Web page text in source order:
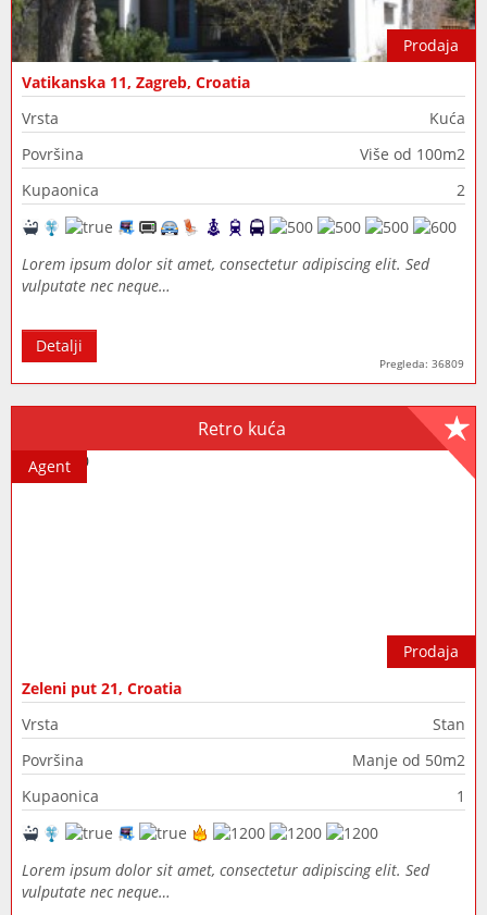
Prodaja
Vatikanska 11, Zagreb, Croatia
Vrsta
Kuća
Površina
Više od 100m2
Kupaonica
2
Lorem ipsum dolor sit amet, consectetur adipiscing elit. Sed
vulputate nec neque…
Pregleda: 36809
Detalji
Retro kuća
Prodaja
Agent
Zeleni put 21, Croatia
Vrsta
Stan
Površina
Manje od 50m2
Kupaonica
1
Lorem ipsum dolor sit amet, consectetur adipiscing elit. Sed
vulputate nec neque…